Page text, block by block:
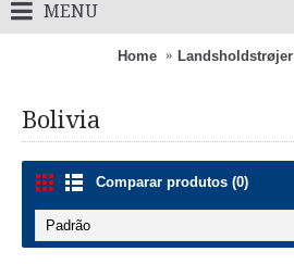
MENU
Home Landsholdstrøjer
Bolivia
Comparar produtos (0)